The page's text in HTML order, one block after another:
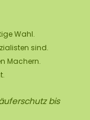
Wahl.
sind.
Machern.
bis